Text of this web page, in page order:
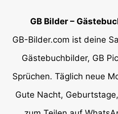
GB Bilder –
GB-Bilder.com ist deine
Gästebuchbilder, GB
Sprüchen. Täglich neue
Gute Nacht,